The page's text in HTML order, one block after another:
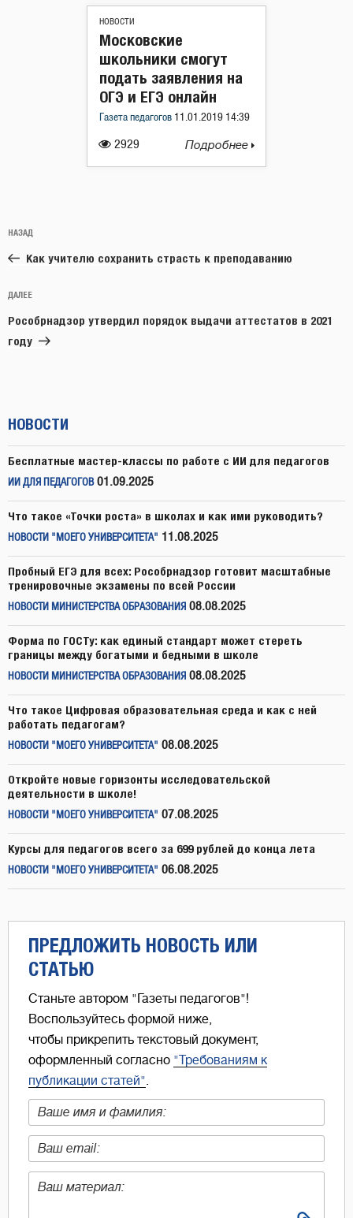
НОВОСТИ
2929
Московские
школьники смогут
подать заявления на
ОГЭ и ЕГЭ онлайн
Газета педагогов 11.01.2019 14:39
Подробнее
по
записям
Предыдущая
запись:
НАЗАД
Как учителю сохранить страсть к преподаванию
Следующая
запись
ДАЛЕЕ
Рособрнадзор утвердил порядок выдачи аттестатов в 2021
году
НОВОСТИ
Бесплатные мастер-классы по работе с ИИ для педагогов
ИИ ДЛЯ ПЕДАГОГОВ 01.09.2025
Что такое «Точки роста» в школах и как ими руководить?
НОВОСТИ "МОЕГО УНИВЕРСИТЕТА" 11.08.2025
Пробный ЕГЭ для всех: Рособрнадзор готовит масштабные
тренировочные экзамены по всей России
НОВОСТИ МИНИСТЕРСТВА ОБРАЗОВАНИЯ 08.08.2025
Форма по ГОСТу: как единый стандарт может стереть
границы между богатыми и бедными в школе
НОВОСТИ МИНИСТЕРСТВА ОБРАЗОВАНИЯ 08.08.2025
Что такое Цифровая образовательная среда и как с ней
работать педагогам?
НОВОСТИ "МОЕГО УНИВЕРСИТЕТА" 08.08.2025
Откройте новые горизонты исследовательской
деятельности в школе!
НОВОСТИ "МОЕГО УНИВЕРСИТЕТА" 07.08.2025
Курсы для педагогов всего за 699 рублей до конца лета
НОВОСТИ "МОЕГО УНИВЕРСИТЕТА" 06.08.2025
ПРЕДЛОЖИТЬ НОВОСТЬ ИЛИ
СТАТЬЮ
Станьте автором "Газеты педагогов"!
Воспользуйтесь формой ниже,
чтобы прикрепить текстовый документ,
оформленный согласно "Требованиям к
публикации статей"